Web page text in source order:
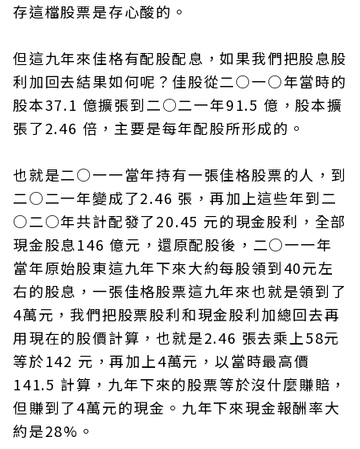
存這檔股票是存心酸的。
但這九年來佳格有配股配息，如果我們把股息股
利加回去結果如何呢？佳股從二○一○年當時的
股本37.1 億擴張到二○二一年91.5 億，股本擴
張了2.46 倍，主要是每年配股所形成的。
也就是二○一一當年持有一張佳格股票的人，到
二○二一年變成了2.46 張，再加上這些年到二
○二○年共計配發了20.45 元的現金股利，全部
現金股息146 億元，還原配股後，二○一一年
當年原始股東這九年下來大約每股領到40元左
右的股息，一張佳格股票這九年來也就是領到了
4萬元，我們把股票股利和現金股利加總回去再
用現在的股價計算，也就是2.46 張去乘上58元
等於142 元，再加上4萬元，以當時最高價
141.5 計算，九年下來的股票等於沒什麼賺賠，
但賺到了4萬元的現金。九年下來現金報酬率大
約是28%。